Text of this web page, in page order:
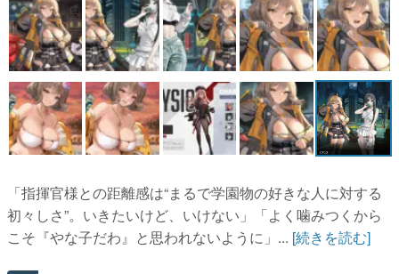
「指揮官様との距離感は“まるで学園物の好きな人に対する
初々しさ”。いきたいけど、いけない」「よく噛みつくから
こそ『やな子だわ』と思われないように」... [続きを読む]